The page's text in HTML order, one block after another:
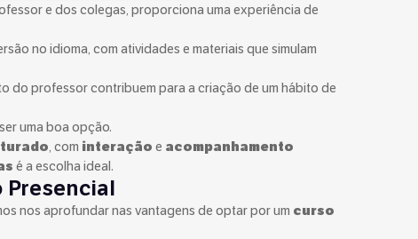
e dos colegas, proporciona uma experiência de
no idioma, com atividades e materiais que simulam
do professor contribuem para a criação de um hábito de
uma boa opção.
, com interação e acompanhamento
é a escolha ideal.
Presencial
nos aprofundar nas vantagens de optar por um curso